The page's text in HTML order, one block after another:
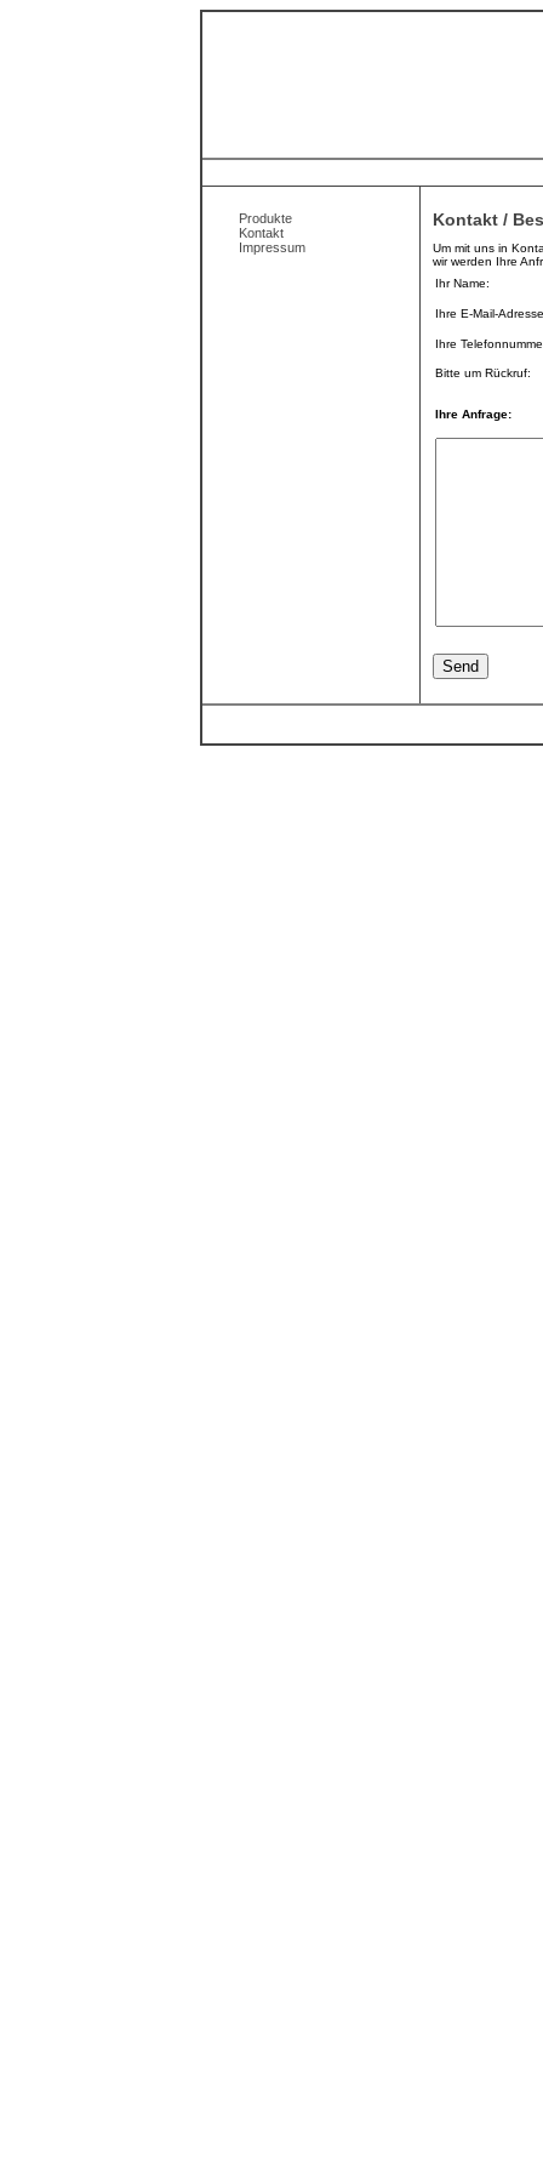
Produkte
Kontakt
Impressum
Kontakt /
Um mit uns in
wir werden Ihre
Ihr Name:
Ihre E-Mail-
Ihre
Bitte um Rückruf:
Ihre Anfrage: